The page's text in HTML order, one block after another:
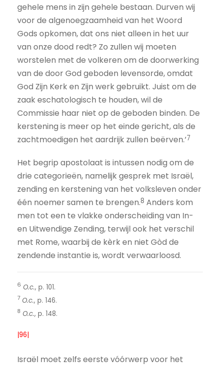
gehele mens in zijn gehele bestaan. Durven wij
voor de algenoegzaamheid van het Woord
Gods opkomen, dat ons niet alleen in het uur
van onze dood redt? Zo zullen wij moeten
worstelen met de volkeren om de doorwerking
van de door God geboden levensorde, omdat
God Zijn Kerk en Zijn werk gebruikt. Juist om de
zaak eschatologisch te houden, wil de
Commissie haar niet op de geboden binden. De
kerstening is meer op het einde gericht, als de
zachtmoedigen het aardrijk zullen beërven.’7
Het begrip apostolaat is intussen nodig om de
drie categorieën, namelijk gesprek met Israël,
zending en kerstening van het volksleven onder
één noemer samen te brengen.8 Anders kom
men tot een te vlakke onderscheiding van In-
en Uitwendige Zending, terwijl ook het verschil
met Rome, waarbij de kèrk en niet Gòd de
zendende instantie is, wordt verwaarloosd.
6 O.c., p. 101.
7 O.c., p. 146.
8 O.c., p. 148.
|96|
Israël moet zelfs eerste vóórwerp voor het